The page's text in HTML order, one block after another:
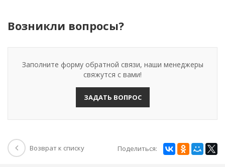
Возникли вопросы?
Заполните форму обратной связи, наши менеджеры
свяжутся с вами!
ЗАДАТЬ ВОПРОС
Возврат к списку Поделиться: